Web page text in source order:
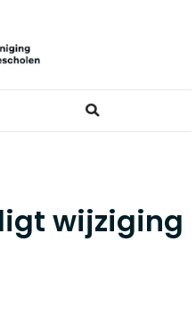
wijziging